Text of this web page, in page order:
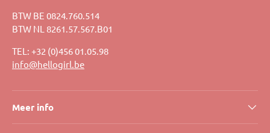
BTW BE 0824.760.514
BTW NL 8261.57.567.B01
TEL: +32 (0)456 01.05.98
info@hellogirl.be
Meer info